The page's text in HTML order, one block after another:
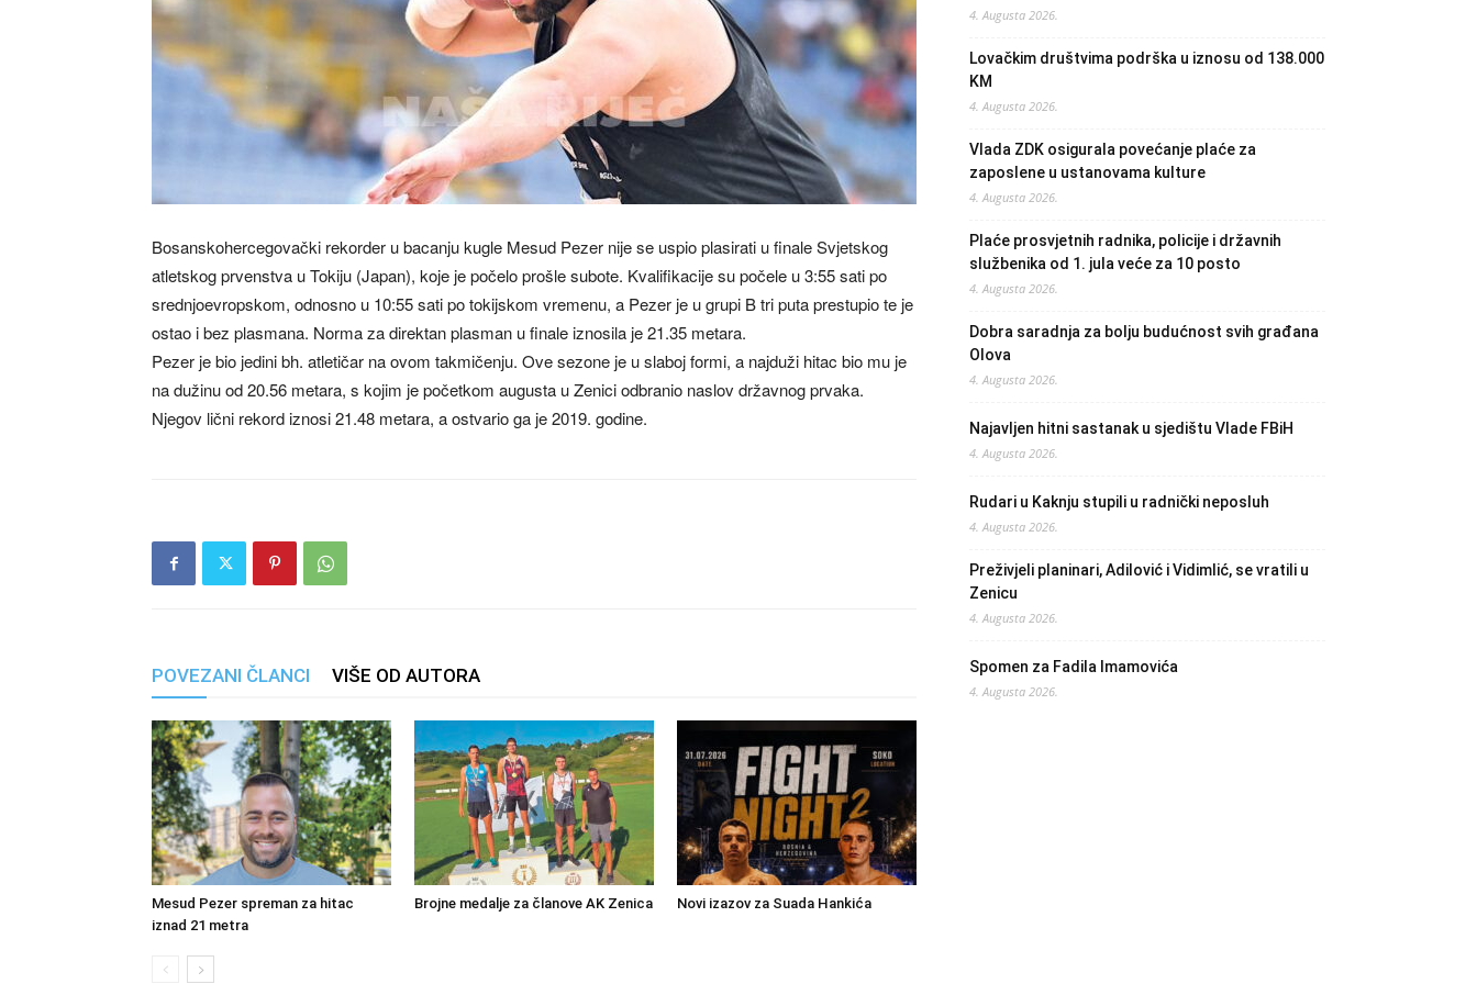
Bosanskohercegovački rekorder u bacanju kugle Mesud Pezer nije se uspio plasirati u finale Svjetskog
atletskog prvenstva u Tokiju (Japan), koje je počelo prošle subote. Kvalifikacije su počele u 3:55 sati po
srednjoevropskom, odnosno u 10:55 sati po tokijskom vremenu, a Pezer je u grupi B tri puta prestupio te je
ostao i bez plasmana. Norma za direktan plasman u finale iznosila je 21.35 metara.
Pezer je bio jedini bh. atletičar na ovom takmičenju. Ove sezone je u slaboj formi, a najduži hitac bio mu je
na dužinu od 20.56 metara, s kojim je početkom augusta u Zenici odbranio naslov državnog prvaka.
Njegov lični rekord iznosi 21.48 metara, a ostvario ga je 2019. godine.
POVEZANI ČLANCI VIŠE OD AUTORA
Mesud Pezer spreman za hitac
iznad 21 metra
Brojne medalje za članove AK Zenica Novi izazov za Suada Hankića
4. Augusta 2026.
Lovačkim društvima podrška u iznosu od 138.000
KM
4. Augusta 2026.
Vlada ZDK osigurala povećanje plaće za
zaposlene u ustanovama kulture
4. Augusta 2026.
Plaće prosvjetnih radnika, policije i državnih
službenika od 1. jula veće za 10 posto
4. Augusta 2026.
Dobra saradnja za bolju budućnost svih građana
Olova
4. Augusta 2026.
Najavljen hitni sastanak u sjedištu Vlade FBiH
4. Augusta 2026.
Rudari u Kaknju stupili u radnički neposluh
4. Augusta 2026.
Preživjeli planinari, Adilović i Vidimlić, se vratili u
Zenicu
4. Augusta 2026.
Spomen za Fadila Imamovića
4. Augusta 2026.